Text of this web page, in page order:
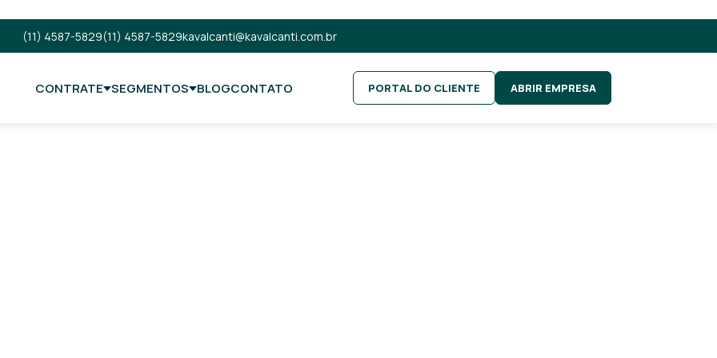
(11) 4587-5829(11) 4587-5829kavalcanti@kavalcanti.com.br
CONTRATE SEGMENTOS BLOGCONTATO PORTAL DO CLIENTE ABRIR EMPRESA